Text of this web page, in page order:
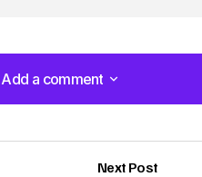
Add a comment
Add a comment
Next Post